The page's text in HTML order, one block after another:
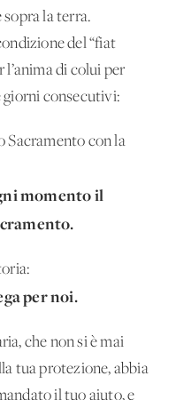
la terra.
del “fiat
l’anima di colui per
giorni consecutivi:
Sacramento con la
momento il
per noi.
che non si è mai
tua protezione, abbia
il tuo aiuto, e